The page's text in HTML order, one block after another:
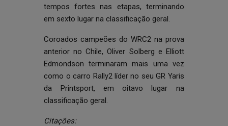
tempos fortes nas etapas, terminando
em sexto lugar na classificação geral.
Coroados campeões do WRC2 na prova
anterior no Chile, Oliver Solberg e Elliott
Edmondson terminaram mais uma vez
como o carro Rally2 líder no seu GR Yaris
da Printsport, em oitavo lugar na
classificação geral.
Citações: